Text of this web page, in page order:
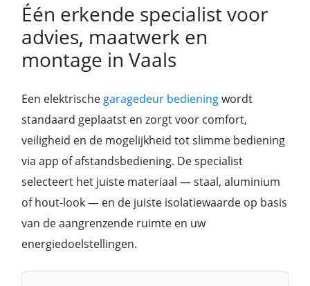
Één erkende specialist voor
advies, maatwerk en
montage in Vaals
Een elektrische garagedeur bedieningwordt
standaard geplaatst en zorgt voor comfort,
veiligheid en de mogelijkheid tot slimme bediening
via app of afstandsbediening. De specialist
selecteert het juiste materiaal — staal, aluminium
of hout-look — en de juiste isolatiewaarde op basis
van de aangrenzende ruimte en uw
energiedoelstellingen.